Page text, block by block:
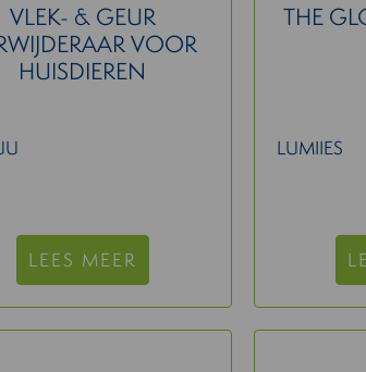
VLEK- & GEUR
VOOR
HUISDIEREN
LEES MEER
THE
LUMIIES